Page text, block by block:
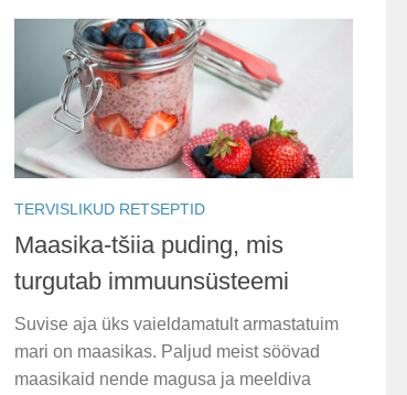
TERVISLIKUD RETSEPTID
Maasika-tšiia puding, mis
turgutab immuunsüsteemi
Suvise aja üks vaieldamatult armastatuim
mari on maasikas. Paljud meist söövad
maasikaid nende magusa ja meeldiva